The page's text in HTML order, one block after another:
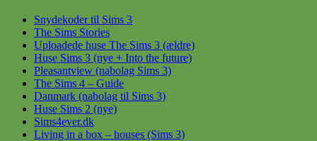
Snydekoder til Sims 3
The Sims Stories
Uploadede huse The Sims 3 (ældre)
Huse Sims 3 (nye + Into the future)
Pleasantview (nabolag Sims 3)
The Sims 4 – Guide
Danmark (nabolag til Sims 3)
Huse Sims 2 (nye)
Sims4ever.dk
Living in a box – houses (Sims 3)